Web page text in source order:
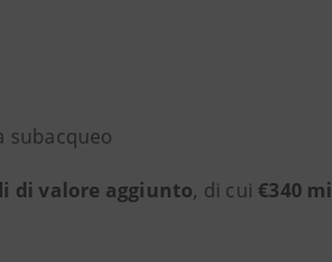
subacqueo
di valore aggiunto, di cui €340